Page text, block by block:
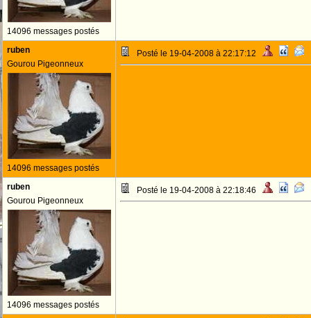
14096 messages postés
ruben
Gourou Pigeonneux
14096 messages postés
Posté le 19-04-2008 à 22:17:12
ruben
Gourou Pigeonneux
14096 messages postés
Posté le 19-04-2008 à 22:18:46